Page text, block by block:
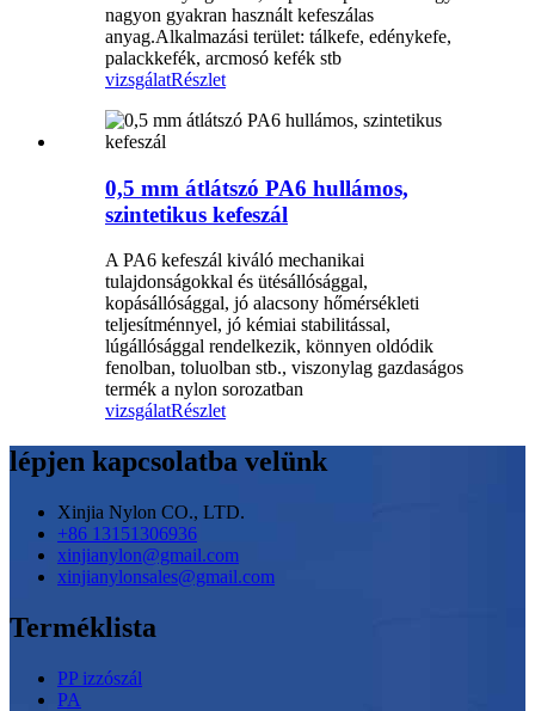
nagyon gyakran használt kefeszálas
anyag.Alkalmazási terület: tálkefe, edénykefe,
palackkefék, arcmosó kefék stb
vizsgálatRészlet
0,5 mm átlátszó PA6 hullámos,
szintetikus kefeszál
A PA6 kefeszál kiváló mechanikai
tulajdonságokkal és ütésállósággal,
kopásállósággal, jó alacsony hőmérsékleti
teljesítménnyel, jó kémiai stabilitással,
lúgállósággal rendelkezik, könnyen oldódik
fenolban, toluolban stb., viszonylag gazdaságos
termék a nylon sorozatban
vizsgálatRészlet
lépjen kapcsolatba velünk
Xinjia Nylon CO., LTD.
+86 13151306936
xinjianylon@gmail.com
xinjianylonsales@gmail.com
Terméklista
PP izzószál
PA